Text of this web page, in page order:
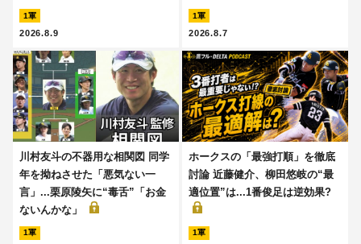
1軍
2026.8.9
1軍
2026.8.7
川村友斗の不器用な相関図 同学
年を拗ねさせた「悪気ない一
言」...栗原陵矢に“毒舌”「お金
ないんかな」
1軍
ホークスの「最強打順」を徹底
討論 近藤健介、柳田悠岐の“最
適位置”は...1番俊足は逆効果?
1軍